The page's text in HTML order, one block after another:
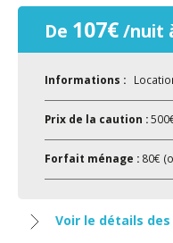
De 107€/nuit
Informations :
Prix de la caution :
Forfait ménage : 80€
Voir le détails